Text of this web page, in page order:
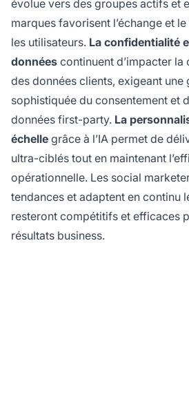
évolue vers des groupes actifs et
marques favorisent l’échange et
les utilisateurs. La confidentialité
données continuent d’impacter la
des données clients, exigeant une
sophistiquée du consentement et
données first-party. La
échelle grâce à l’IA permet de
ultra-ciblés tout en maintenant
opérationnelle. Les social
tendances et adaptent en continu
resteront compétitifs et efficaces
résultats business.